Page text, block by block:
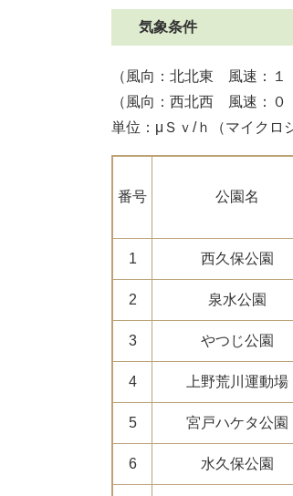
気象条件
（風向：北北東 風速：
（風向：西北西 風速：
単位：μＳｖ/ｈ（マイクロ
番号 公園名
1 西久保公園
2 泉水公園
3 やつじ公園
4 上野荒川運動場
5 宮戸ハケタ公園
6 水久保公園